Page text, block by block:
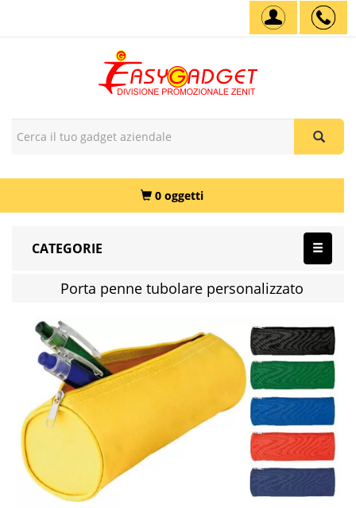
0 oggetti
CATEGORIE
Porta penne tubolare personalizzato